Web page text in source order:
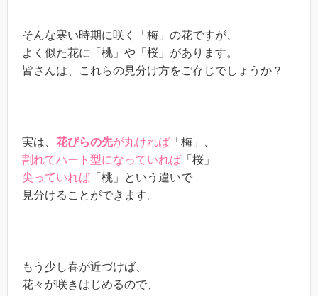
そんな寒い時期に咲く「梅」の花ですが、
よく似た花に「桃」や「桜」があります。
皆さんは、これらの見分け方をご存じでしょうか？
実は、 花びらの先が丸ければ 「梅」、
割れてハート型になっていれば 「桜」
尖っていれば 「桃」という違いで
見分けることができます。
もう少し春が近づけば、
花々が咲きはじめるので、